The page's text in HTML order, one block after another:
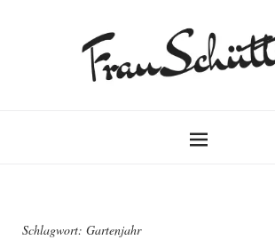
Schlagwort: Gartenjahr